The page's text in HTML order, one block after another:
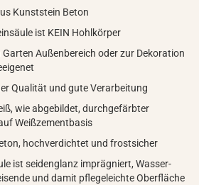
Kunststein Beton
ist KEIN Hohlkörper
Außenbereich oder zur Dekoration
Qualität und gute Verarbeitung
wie abgebildet, durchgefärbter
Weißzementbasis
hochverdichtet und frostsicher
ist seidenglanz imprägniert, Wasser-
und damit pflegeleichte Oberfläche